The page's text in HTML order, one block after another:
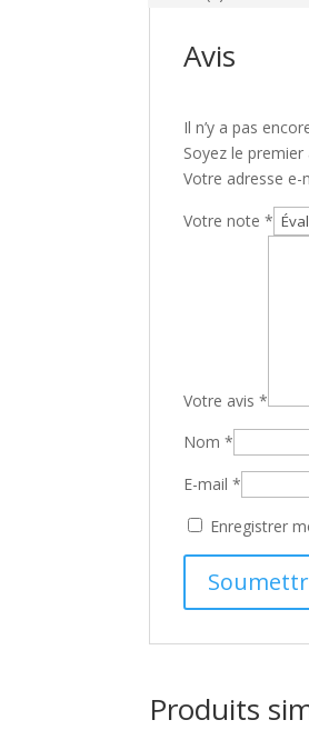
Avis
Il n’y a pas
Soyez le
Votre adresse e-
Votre note*
Votre avis*
Nom*
E-mail*
Enregistrer
Produits